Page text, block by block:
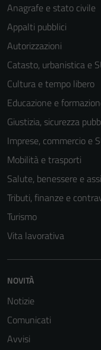
Anagrafe e stato civile
Appalti pubblici
Autorizzazioni
Catasto, urbanistica e
Cultura e tempo libero
Educazione e
Giustizia, sicurezza
Imprese, commercio e
Mobilità e trasporti
Salute, benessere e
Tributi, finanze e
Turismo
Vita lavorativa
NOVITÀ
Notizie
Comunicati
Avvisi